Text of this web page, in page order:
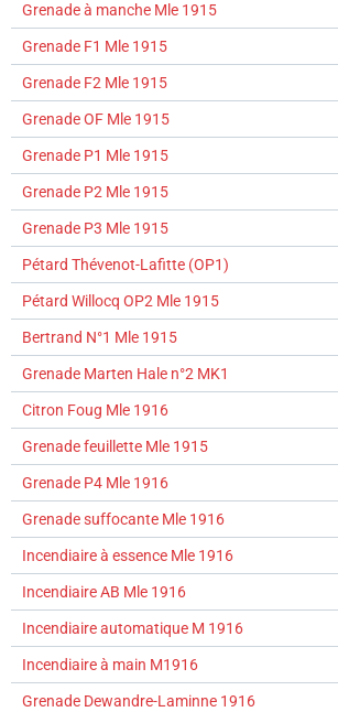
Grenade à manche Mle 1915
Grenade F1 Mle 1915
Grenade F2 Mle 1915
Grenade OF Mle 1915
Grenade P1 Mle 1915
Grenade P2 Mle 1915
Grenade P3 Mle 1915
Pétard Thévenot-Lafitte (OP1)
Pétard Willocq OP2 Mle 1915
Bertrand N°1 Mle 1915
Grenade Marten Hale n°2 MK1
Citron Foug Mle 1916
Grenade feuillette Mle 1915
Grenade P4 Mle 1916
Grenade suffocante Mle 1916
Incendiaire à essence Mle 1916
Incendiaire AB Mle 1916
Incendiaire automatique M 1916
Incendiaire à main M1916
Grenade Dewandre-Laminne 1916